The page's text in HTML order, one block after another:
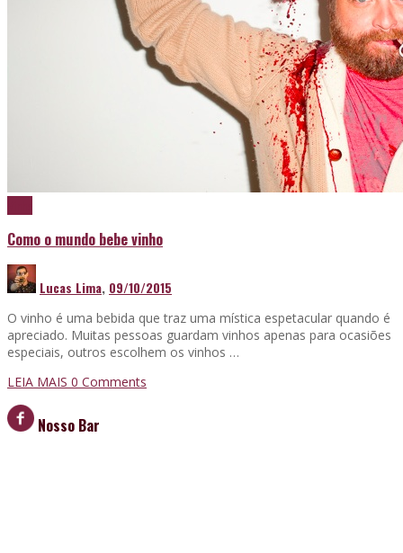
Como o mundo bebe vinho
Lucas Lima, 09/10/2015
O vinho é uma bebida que traz uma mística espetacular quando é
apreciado. Muitas pessoas guardam vinhos apenas para ocasiões
especiais, outros escolhem os vinhos …
LEIA MAIS 0 Comments
Nosso Bar